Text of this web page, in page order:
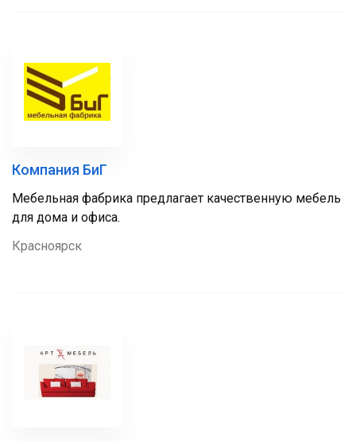
Компания БиГ
Мебельная фабрика предлагает качественную мебель
для дома и офиса.
Красноярск